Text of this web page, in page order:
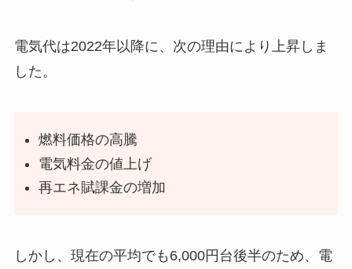
電気代は2022年以降に、次の理由により上昇しま
した。
燃料価格の高騰
電気料金の値上げ
再エネ賦課金の増加
しかし、現在の平均でも6,000円台後半のため、電